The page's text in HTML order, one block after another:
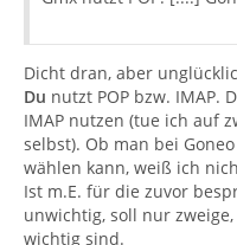
Dicht dran, aber
Du nutzt POP bzw. IMAP.
IMAP nutzen (tue ich auf
selbst). Ob man bei
wählen kann, weiß ich
Ist m.E. für die zuvor
unwichtig, soll nur
wichtig sind.